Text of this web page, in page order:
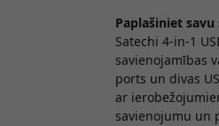
Paplašiniet
Satechi 4-in-1
savienojamības
ports un divas
ar
savienojumu un